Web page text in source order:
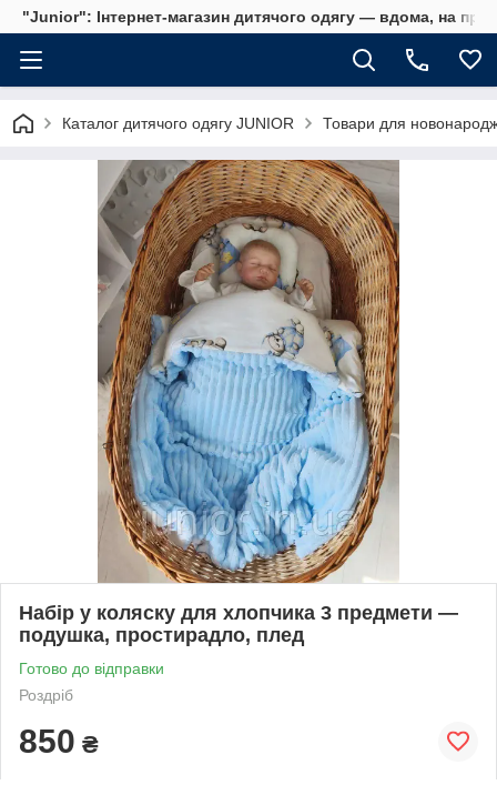
"Junior": Інтернет-магазин дитячого одягу — вдома, на
Каталог дитячого одягу JUNIOR Товари для
Набір у коляску для хлопчика 3 предмети —
подушка, простирадло, плед
Готово до відправки
Роздріб
850 ₴